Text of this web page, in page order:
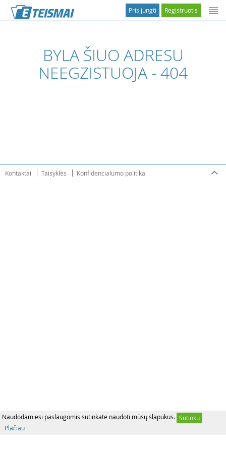
Naudodamiesi paslaugomis sutinkate naudoti mūsų slapukus. Sutinku
Plačiau
Registruotis
Prisijungti
BYLA ŠIUO ADRESU
NEEGZISTUOJA - 404
Kontaktai Taisyklės Konfidencialumo politika